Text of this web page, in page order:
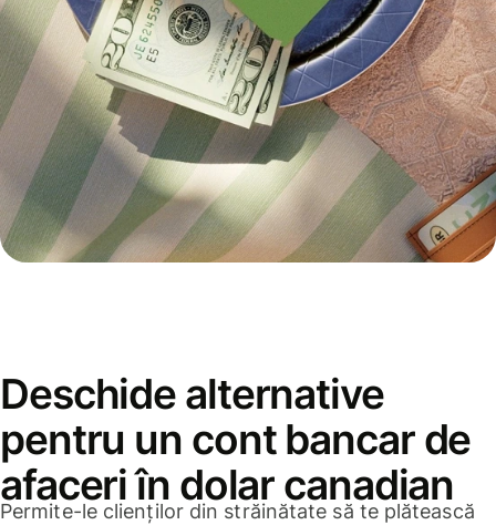
Deschide alternative
pentru un cont bancar de
afaceri în dolar canadian
Permite-le clienților din străinătate să te plătească